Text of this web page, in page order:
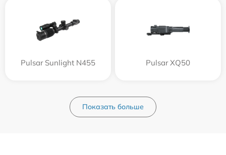
Pulsar Sunlight N455 Pulsar XQ50
Показать больше